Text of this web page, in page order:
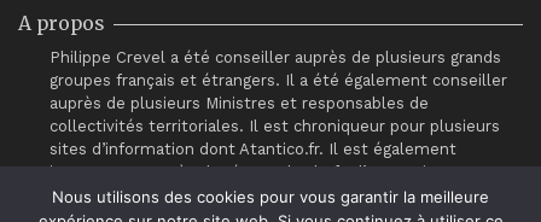
A propos
Philippe Crevel a été conseiller auprès de plusieurs grands
groupes français et étrangers. Il a été également conseiller
auprès de plusieurs Ministres et responsables de
collectivités territoriales. Il est chroniqueur pour plusieurs
sites d’information dont Atantico.fr. Il est également
intervenant auprès du réseau de chefs d’entreprises
“Association pour le Progrès du Management” (APM).
Nous utilisons des cookies pour vous garantir la meilleure